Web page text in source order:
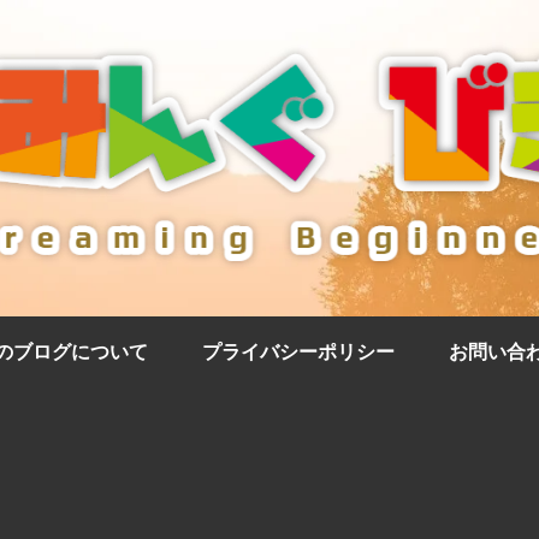
ブログについて プライバシーポリシー お問い合